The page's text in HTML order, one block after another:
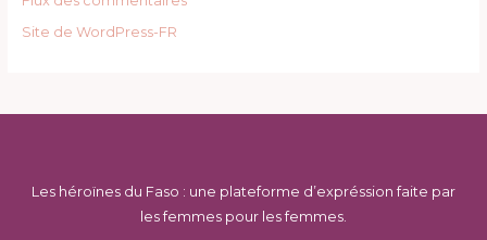
Site de WordPress-FR
Les héroïnes du Faso : une plateforme d’expréssion faite par
les femmes pour les femmes.